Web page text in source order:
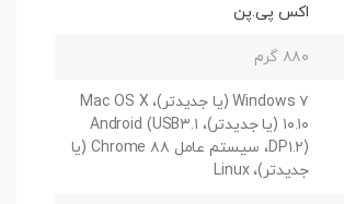
اکس پی.پن
۸۸۰ گرم
Windows ۷ (یا جدیدتر)، Mac OS X
۱۰.۱۰ (یا جدیدتر)، Android (USB۳.۱
DP۱.۲)، سیستم عامل Chrome ۸۸ (یا
جدیدتر)، Linux